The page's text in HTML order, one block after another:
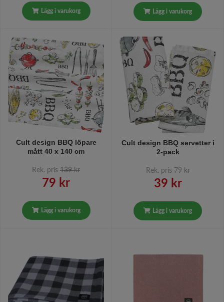
Lägg i varukorg Lägg i varukorg
Cult design BBQ löpare
mått 40 x 140 cm
Rek. pris 139 kr
79 kr
Lägg i varukorg
Cult design BBQ servetter i
2-pack
Rek. pris 79 kr
39 kr
Lägg i varukorg